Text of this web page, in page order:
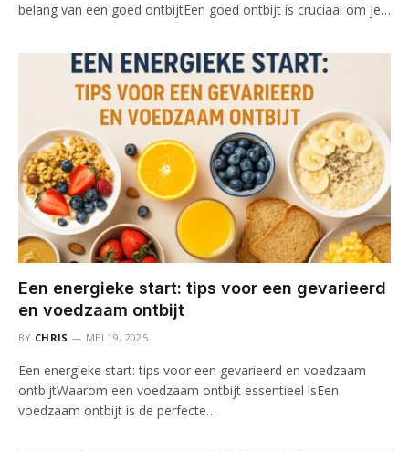
belang van een goed ontbijtEen goed ontbijt is cruciaal om je…
Een energieke start: tips voor een gevarieerd
en voedzaam ontbijt
BY CHRIS MEI 19, 2025
Een energieke start: tips voor een gevarieerd en voedzaam
ontbijtWaarom een voedzaam ontbijt essentieel isEen
voedzaam ontbijt is de perfecte…